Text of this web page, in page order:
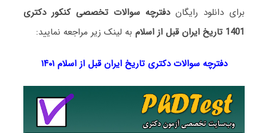
برای دانلود رایگاندفترچه سوالات تخصصی کنکور دکتری
1401 تاریخ ایران قبل از اسلام
به لینک زیر مراجعه نمایید:
دفترچه سوالات دکتری تاریخ ایران قبل از اسلام ۱۴۰۱